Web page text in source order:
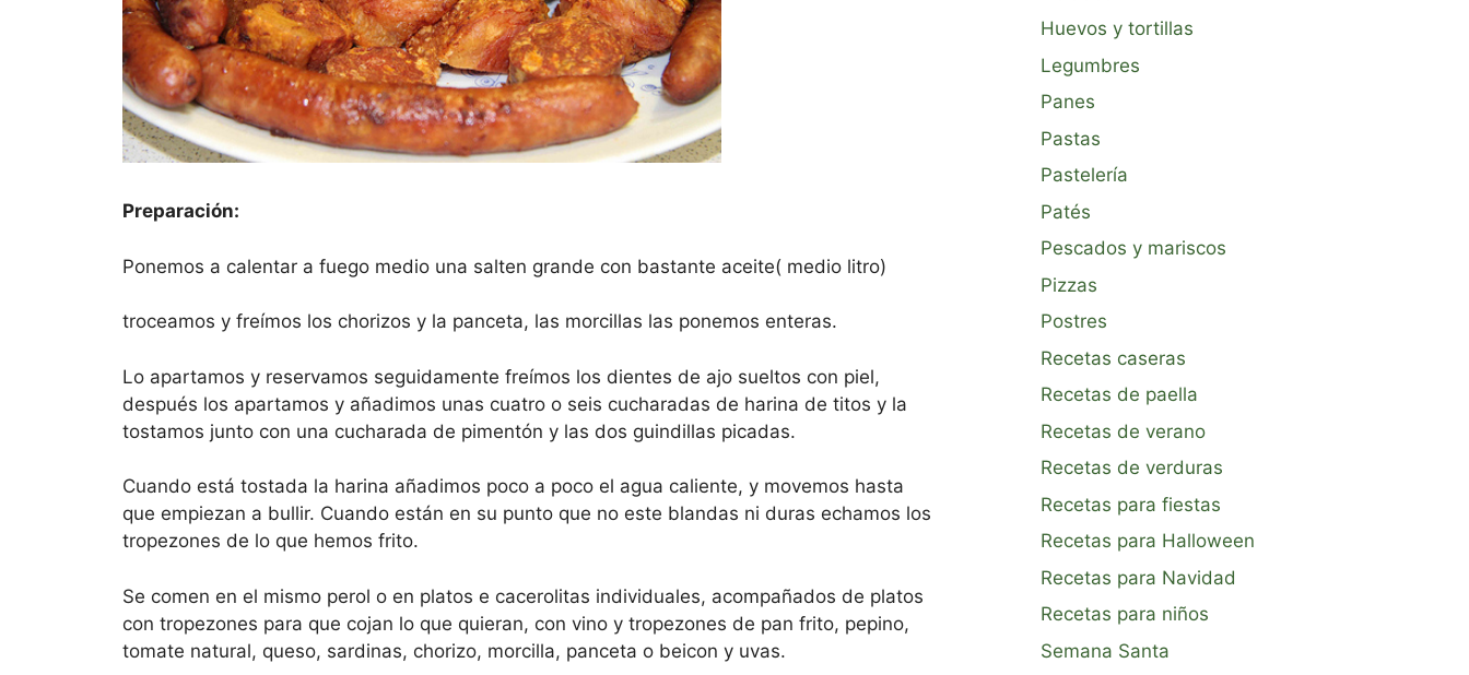
Preparación:
Ponemos a calentar a fuego medio una salten grande con bastante aceite( medio litro)
troceamos y freímos los chorizos y la panceta, las morcillas las ponemos enteras.
Lo apartamos y reservamos seguidamente freímos los dientes de ajo sueltos con piel,
después los apartamos y añadimos unas cuatro o seis cucharadas de harina de titos y la
tostamos junto con una cucharada de pimentón y las dos guindillas picadas.
Cuando está tostada la harina añadimos poco a poco el agua caliente, y movemos hasta
que empiezan a bullir. Cuando están en su punto que no este blandas ni duras echamos los
tropezones de lo que hemos frito.
Se comen en el mismo perol o en platos e cacerolitas individuales, acompañados de platos
con tropezones para que cojan lo que quieran, con vino y tropezones de pan frito, pepino,
tomate natural, queso, sardinas, chorizo, morcilla, panceta o beicon y uvas.
Huevos y tortillas
Legumbres
Panes
Pastas
Pastelería
Patés
Pescados y mariscos
Pizzas
Postres
Recetas caseras
Recetas de paella
Recetas de verano
Recetas de verduras
Recetas para fiestas
Recetas para Halloween
Recetas para Navidad
Recetas para niños
Semana Santa